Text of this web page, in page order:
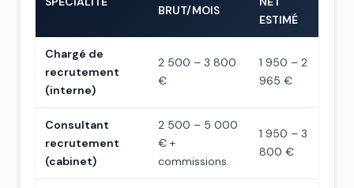
BRUT/MOIS
ESTIMÉ
Chargé de
recrutement
(interne)
2 500 – 3 800
€
1 950 – 2
965 €
Consultant
recrutement
(cabinet)
2 500 – 5 000
€ +
commissions
1 950 – 3
800 €